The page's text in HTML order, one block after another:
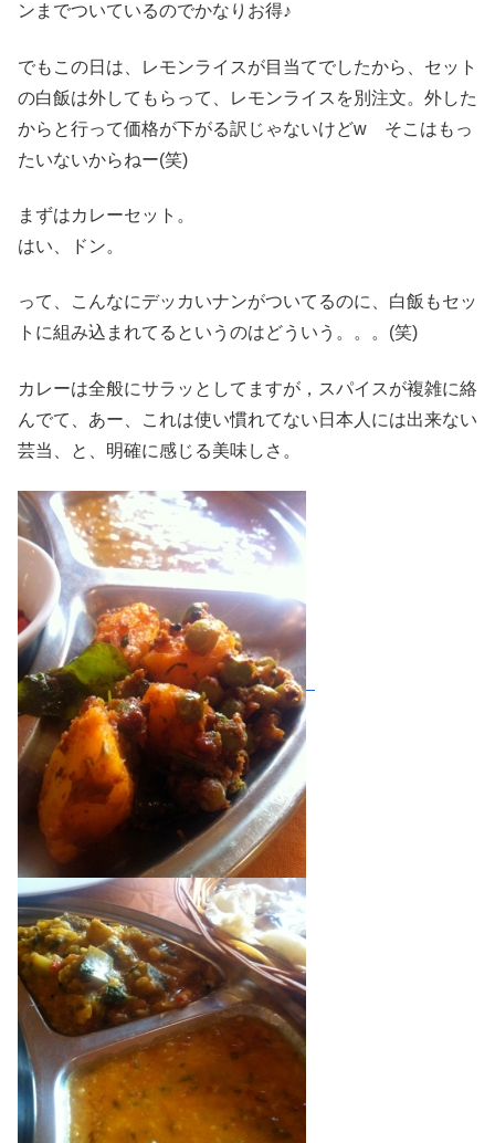
ンまでついているのでかなりお得♪
でもこの日は、レモンライスが目当てでしたから、セット
の白飯は外してもらって、レモンライスを別注文。外した
からと行って価格が下がる訳じゃないけどw そこはもっ
たいないからねー(笑)
まずはカレーセット。
はい、ドン。
って、こんなにデッカいナンがついてるのに、白飯もセッ
トに組み込まれてるというのはどういう。。。(笑)
カレーは全般にサラッとしてますが，スパイスが複雑に絡
んでて、あー、これは使い慣れてない日本人には出来ない
芸当、と、明確に感じる美味しさ。